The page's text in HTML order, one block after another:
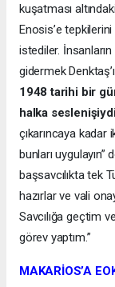
kuşatması
Enosis’e
istediler.
gidermek
1948 tarihi bir
halka
çıkarıncaya kadar
bunları uygulayın”
başsavcılıkta tek
hazırlar ve vali
Savcılığa geçtim
görev yaptım.”
MAKARİOS’A